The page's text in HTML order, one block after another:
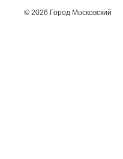
© 2026 Город Московский